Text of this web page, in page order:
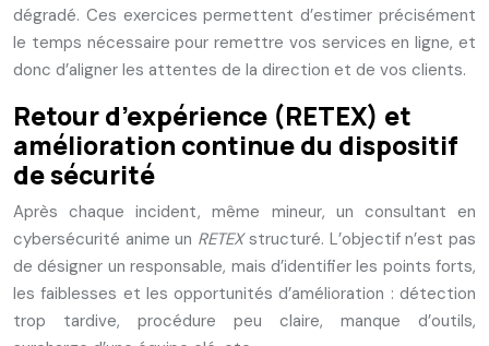
dégradé. Ces exercices permettent d’estimer précisément
le temps nécessaire pour remettre vos services en ligne, et
donc d’aligner les attentes de la direction et de vos clients.
Retour d’expérience (RETEX) et
amélioration continue du dispositif
de sécurité
Après chaque incident, même mineur, un consultant en
cybersécurité anime un RETEXstructuré. L’objectif n’est pas
de désigner un responsable, mais d’identifier les points forts,
les faiblesses et les opportunités d’amélioration : détection
trop tardive, procédure peu claire, manque d’outils,